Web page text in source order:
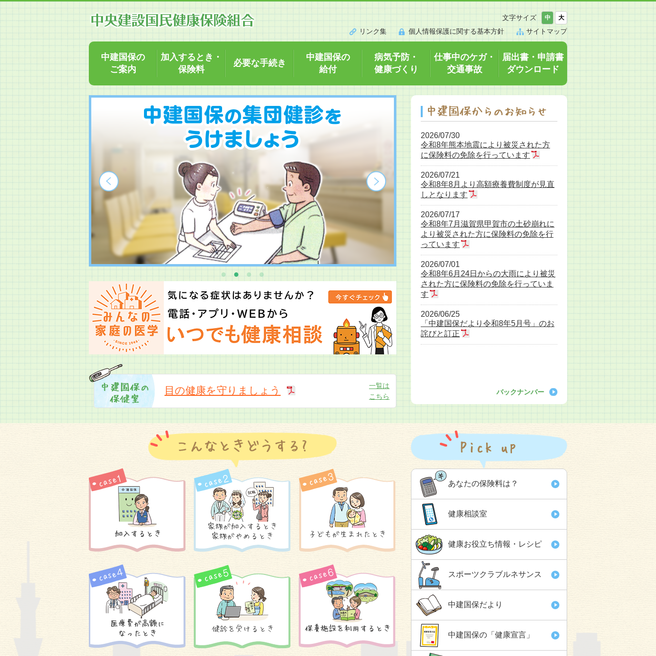
中建国保の
ご案内
加入するとき・
保険料
必要な手続き
中建国保の
給付
病気予防・
健康づくり
仕事中のケガ・
交通事故
届出書・申請書
ダウンロード
文字サイズ 中 大
リンク集 個人情報保護に関する基本方針 サイトマップ
目の健康を守りましょう
一覧は
こちら
2026/07/30
令和8年熊本地震により被災された方
に保険料の免除を行っています
2026/07/21
令和8年8月より高額療養費制度が見直
しとなります
2026/07/17
令和8年7月滋賀県甲賀市の土砂崩れに
より被災された方に保険料の免除を行
っています
2026/07/01
令和8年6月24日からの大雨により被災
された方に保険料の免除を行っていま
す
2026/06/25
「中建国保だより令和8年5月号」のお
詫びと訂正
バックナンバー
あなたの保険料は？
健康相談室
健康お役立ち情報・レシピ
スポーツクラブルネサンス
中建国保だより
中建国保の「健康宣言」